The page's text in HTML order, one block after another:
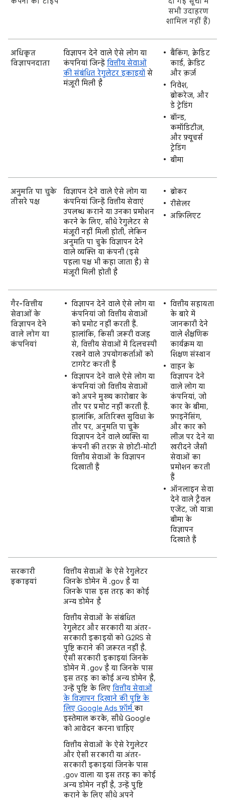
सभी उदाहरण
शामिल नहीं हैं)
अधिकृत
विज्ञापनदाता
विज्ञापन देने वाले ऐसे लोग या
कंपनियां जिन्हें वित्तीय सेवाओं
की संबंधित रेगुलेटर इकाइयों से
मंज़ूरी मिली है
बैंकिंग, क्रेडिट
कार्ड, क्रेडिट
और क़र्ज़
निवेश,
ब्रोकरेज, और
डे ट्रेडिंग
बॉन्ड,
कमॉडिटीज़,
और फ़्यूचर्स
ट्रेडिंग
बीमा
अनुमति पा चुके
तीसरे पक्ष
विज्ञापन देने वाले ऐसे लोग या
कंपनियां जिन्हें वित्तीय सेवाएं
उपलब्ध कराने या उनका प्रमोशन
करने के लिए, सीधे रेगुलेटर से
मंज़ूरी नहीं मिली होती, लेकिन
अनुमति पा चुके विज्ञापन देने
वाले व्यक्ति या कंपनी (इसे
पहला पक्ष भी कहा जाता है) से
मंज़ूरी मिली होती है
ब्रोकर
रीसेलर
अफ़िलिएट
गैर-वित्तीय
सेवाओं के
विज्ञापन देने
वाले लोग या
कंपनियां
विज्ञापन देने वाले ऐसे लोग या
कंपनियां जो वित्तीय सेवाओं
को प्रमोट नहीं करती हैं.
हालांकि, किसी ज़रूरी वजह
से, वित्तीय सेवाओं में दिलचस्पी
रखने वाले उपयोगकर्ताओं को
टागरेट करती हैं
विज्ञापन देने वाले ऐसे लोग या
कंपनियां जो वित्तीय सेवाओं
को अपने मुख्य कारोबार के
तौर पर प्रमोट नहीं करती हैं.
हालांकि, अतिरिक्त सुविधा के
तौर पर, अनुमति पा चुके
विज्ञापन देने वाले व्यक्ति या
कंपनी की तरफ़ से छोटी-मोटी
वित्तीय सेवाओं के विज्ञापन
दिखाती हैं
वित्तीय सहायता
के बारे में
जानकारी देने
वाले शैक्षणिक
कार्यक्रम या
शिक्षण संस्थान
वाहन के
विज्ञापन देने
वाले लोग या
कंपनियां, जो
कार के बीमा,
फ़ाइनेंसिंग,
और कार को
लीज़ पर देने या
खरीदने जैसी
सेवाओं का
प्रमोशन करती
हैं
ऑनलाइन सेवा
देने वाले ट्रैवल
एजेंट, जो यात्रा
बीमा के
विज्ञापन
दिखाते हैं
सरकारी
इकाइयां
वित्तीय सेवाओं के ऐसे रेगुलेटर
जिनके डोमेन में .gov है या
जिनके पास इस तरह का कोई
अन्य डोमेन है
वित्तीय सेवाओं के संबंधित
रेगुलेटर और सरकारी या अंतर-
सरकारी इकाइयों को G2RS से
पुष्टि कराने की ज़रूरत नहीं है.
ऐसी सरकारी इकाइयां जिनके
डोमेन में .gov है या जिनके पास
इस तरह का कोई अन्य डोमेन है,
उन्हें पुष्टि के लिए वित्तीय सेवाओं
के विज्ञापन दिखाने की पुष्टि के
लिए Google Ads फ़ॉर्मका
इस्तेमाल करके, सीधे Google
को आवेदन करना चाहिए
वित्तीय सेवाओं के ऐसे रेगुलेटर
और ऐसी सरकारी या अंतर-
सरकारी इकाइयां जिनके पास
.gov वाला या इस तरह का कोई
अन्य डोमेन नहीं है, उन्हें पुष्टि
कराने के लिए सीधे अपने